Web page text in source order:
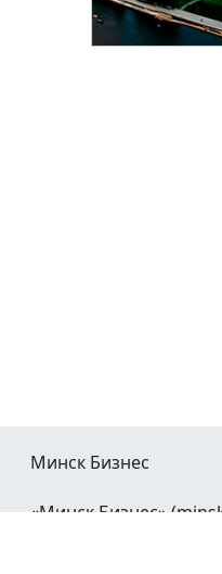
Минск Бизнес
«Минск Бизнес»